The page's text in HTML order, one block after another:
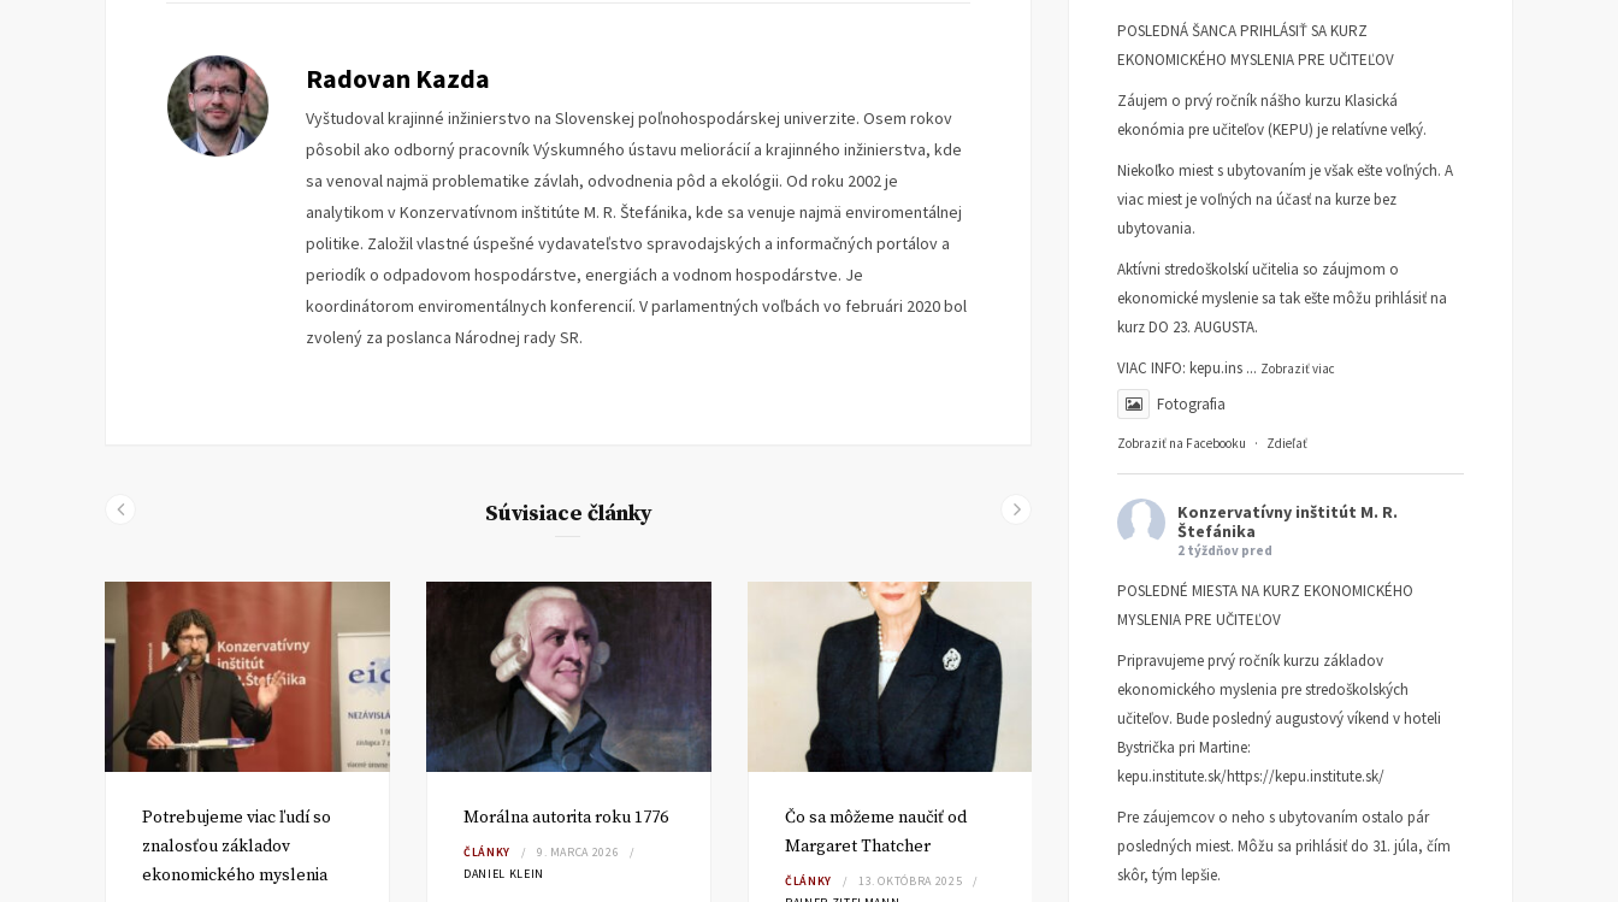
Radovan Kazda
Vyštudoval krajinné inžinierstvo na Slovenskej poľnohospodárskej univerzite. Osem rokov
pôsobil ako odborný pracovník Výskumného ústavu meliorácií a krajinného inžinierstva, kde
sa venoval najmä problematike závlah, odvodnenia pôd a ekológii. Od roku 2002 je
analytikom v Konzervatívnom inštitúte M. R. Štefánika, kde sa venuje najmä enviromentálnej
politike. Založil vlastné úspešné vydavateľstvo spravodajských a informačných portálov a
periodík o odpadovom hospodárstve, energiách a vodnom hospodárstve. Je
koordinátorom enviromentálnych konferencií. V parlamentných voľbách vo februári 2020 bol
zvolený za poslanca Národnej rady SR.
Súvisiace články
Potrebujeme viac ľudí so
znalosťou základov
ekonomického myslenia
Morálna autorita roku 1776
ČLÁNKY
9. MARCA 2026
DANIEL KLEIN
Čo sa môžeme naučiť od
Margaret Thatcher
ČLÁNKY
13. OKTÓBRA 2025
Prečo nie tri socialistické
kraje, a vlastne ani tých
osem z mečiarizmu
Zreformuje Fico
samosprávu na
POSLEDNÁ ŠANCA PRIHLÁSIŤ SA KURZ
EKONOMICKÉHO MYSLENIA PRE UČITEĽOV
Záujem o prvý ročník nášho kurzu Klasická
ekonómia pre učiteľov (KEPU) je relatívne veľký.
Niekoľko miest s ubytovaním je však ešte voľných. A
viac miest je voľných na účasť na kurze bez
ubytovania.
Aktívni stredoškolskí učitelia so záujmom o
ekonomické myslenie sa tak ešte môžu prihlásiť na
kurz DO 23. AUGUSTA.
VIAC INFO: kepu.ins ... Zobraziť viac
Fotografia
Zobraziť na Facebooku · Zdieľať
Konzervatívny inštitút M. R.
Štefánika
2 týždňov pred
POSLEDNÉ MIESTA NA KURZ EKONOMICKÉHO
MYSLENIA PRE UČITEĽOV
Pripravujeme prvý ročník kurzu základov
ekonomického myslenia pre stredoškolských
učiteľov. Bude posledný augustový víkend v hoteli
Bystrička pri Martine:
kepu.institute.sk/https://kepu.institute.sk/
Pre záujemcov o neho s ubytovaním ostalo pár
posledných miest. Môžu sa prihlásiť do 31. júla, čím
skôr, tým lepšie.